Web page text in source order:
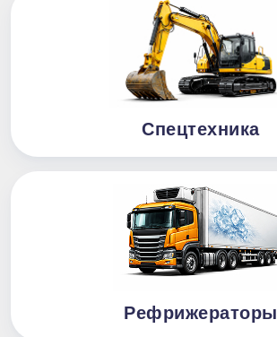
Спецтехника
Рефрижераторы